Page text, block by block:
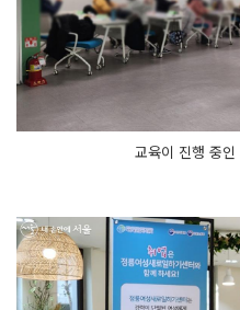
교육이 진행 중